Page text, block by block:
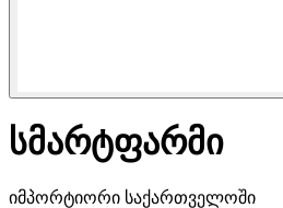
სმარტფარმი
იმპორტიორი საქართველოში